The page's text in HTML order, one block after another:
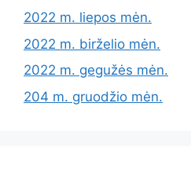
2022 m. liepos mėn.
2022 m. birželio mėn.
2022 m. gegužės mėn.
204 m. gruodžio mėn.